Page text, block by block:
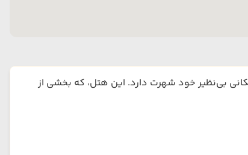
بی‌نظیر خود شهرت دارد. این هتل، که بخشی از